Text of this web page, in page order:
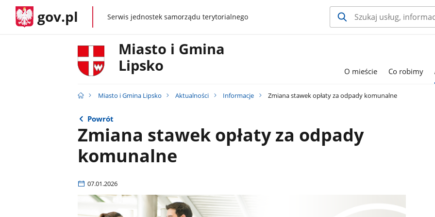
gov.pl gov.plSerwis jednostek samorządu terytorialnego
Miasto i Gmina
Lipsko
O mieście Co robimy
Miasto i Gmina Lipsko Aktualności Informacje Zmiana stawek opłaty za odpady komunalne
Powrót
Zmiana stawek opłaty za odpady
komunalne
07.01.2026